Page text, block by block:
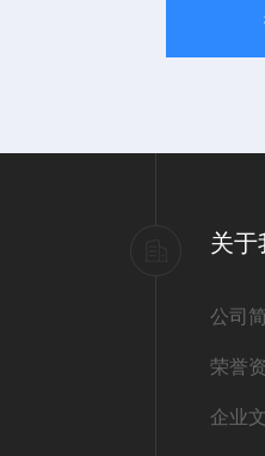
关于
公司
荣誉
企业